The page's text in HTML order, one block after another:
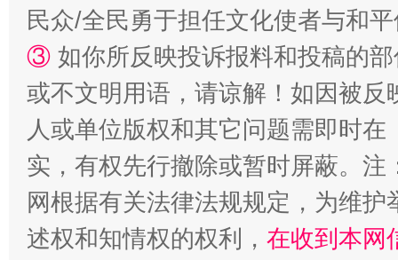
民众/全民勇于担任文化使者与和
③ 如你所反映投诉报料和投稿的
或不文明用语，请谅解！如因被
人或单位版权和其它问题需即时在
实，有权先行撤除或暂时屏蔽。
网根据有关法律法规规定，为维
述权和知情权的权利， 在收到本网